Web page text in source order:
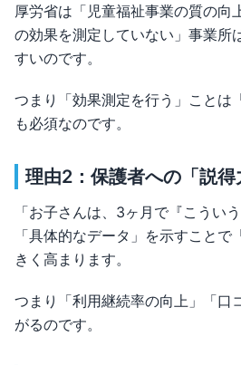
厚労省は「児童福祉事業の質の向
の効果を測定していない」事業所
すいのです。
つまり「効果測定を行う」ことは
も必須なのです。
理由2：保護者への「説
「お子さんは、3ヶ月で『こうい
「具体的なデータ」を示すこと
きく高まります。
つまり「利用継続率の向上」「口
がるのです。